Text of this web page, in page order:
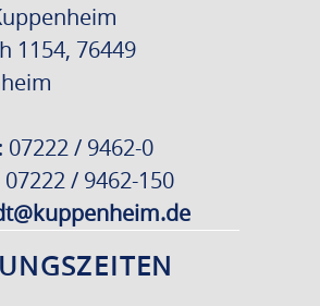
1154, 76449
07222 / 9462-0
/ 9462-150